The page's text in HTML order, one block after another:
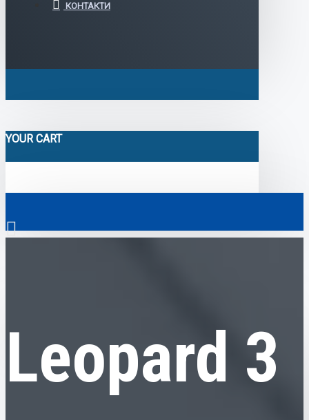
КОНТАКТИ
YOUR CART
Електромобілі
Комерційний транспорт
Ваш кошик порожній!
Leopard 3